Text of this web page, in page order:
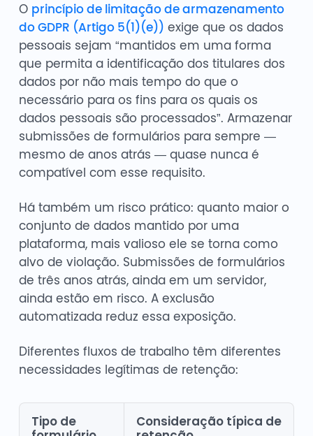
O princípio de limitação de armazenamento
do GDPR (Artigo 5(1)(e)) exige que os dados
pessoais sejam “mantidos em uma forma
que permita a identificação dos titulares dos
dados por não mais tempo do que o
necessário para os fins para os quais os
dados pessoais são processados”. Armazenar
submissões de formulários para sempre —
mesmo de anos atrás — quase nunca é
compatível com esse requisito.
Há também um risco prático: quanto maior o
conjunto de dados mantido por uma
plataforma, mais valioso ele se torna como
alvo de violação. Submissões de formulários
de três anos atrás, ainda em um servidor,
ainda estão em risco. A exclusão
automatizada reduz essa exposição.
Diferentes fluxos de trabalho têm diferentes
necessidades legítimas de retenção:
Tipo de
Consideração típica de